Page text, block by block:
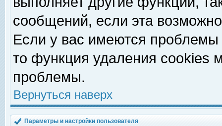
сообщений, если эта
Если у вас имеются
то функция удаления cookies
проблемы.
Вернуться наверх
Параметры и настройки пользователя